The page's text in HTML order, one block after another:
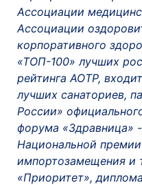
Ассоциации
Ассоциации
корпоративного
«ТОП-100» лучших
рейтинга АОТР,
лучших санаториев,
России»
форума «Здравница»
Национальной
импортозамещения и
«Приоритет»,